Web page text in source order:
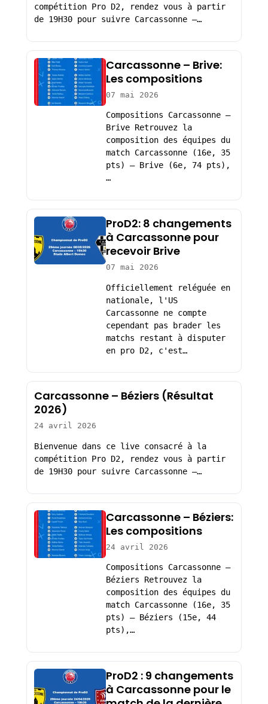
compétition Pro D2, rendez vous à partir
de 19H30 pour suivre Carcassonne –…
Carcassonne – Brive:
Les compositions
07 mai 2026
Compositions Carcassonne –
Brive Retrouvez la
composition des équipes du
match Carcassonne (16e, 35
pts) – Brive (6e, 74 pts),
…
ProD2: 8 changements
à Carcassonne pour
recevoir Brive
07 mai 2026
Officiellement reléguée en
nationale, l'US
Carcassonne ne compte
cependant pas brader les
matchs restant à disputer
en pro D2, c'est…
Carcassonne – Béziers (Résultat
2026)
24 avril 2026
Bienvenue dans ce live consacré à la
compétition Pro D2, rendez vous à partir
de 19H30 pour suivre Carcassonne –…
Carcassonne – Béziers:
Les compositions
24 avril 2026
Compositions Carcassonne –
Béziers Retrouvez la
composition des équipes du
match Carcassonne (16e, 35
pts) – Béziers (15e, 44
pts),…
ProD2 : 9 changements
à Carcassonne pour le